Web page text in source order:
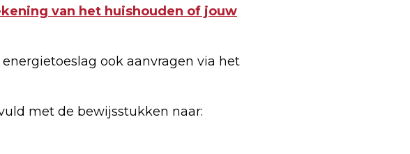
van het huishouden of jouw
ook aanvragen via het
met de bewijsstukken naar: